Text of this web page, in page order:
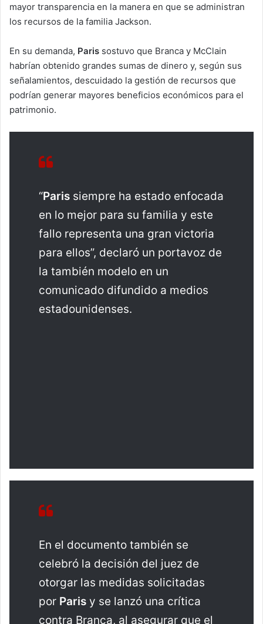
mayor transparencia en la manera en que se administran
los recursos de la familia Jackson.
En su demanda, Paris sostuvo que Branca y McClain
habrían obtenido grandes sumas de dinero y, según sus
señalamientos, descuidado la gestión de recursos que
podrían generar mayores beneficios económicos para el
patrimonio.
“Paris siempre ha estado enfocada
en lo mejor para su familia y este
fallo representa una gran victoria
para ellos”, declaró un portavoz de
la también modelo en un
comunicado difundido a medios
estadounidenses.
En el documento también se
celebró la decisión del juez de
otorgar las medidas solicitadas
por Paris y se lanzó una crítica
contra Branca, al asegurar que el